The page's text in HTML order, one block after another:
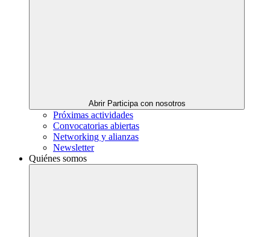
Abrir Participa con nosotros
Próximas actividades
Convocatorias abiertas
Networking y alianzas
Newsletter
Quiénes somos